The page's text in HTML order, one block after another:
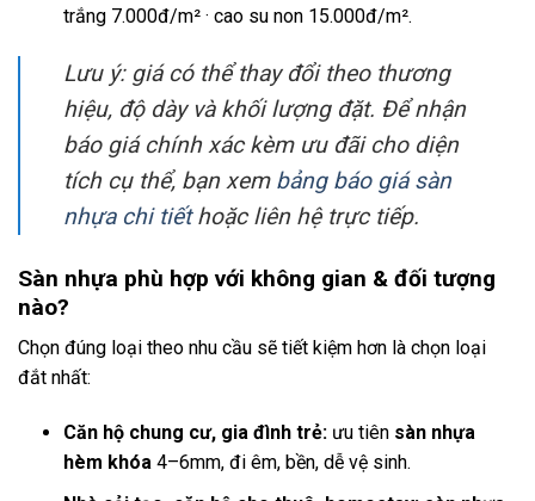
trắng 7.000đ/m² · cao su non 15.000đ/m².
Lưu ý: giá có thể thay đổi theo thương
hiệu, độ dày và khối lượng đặt. Để nhận
báo giá chính xác kèm ưu đãi cho diện
tích cụ thể, bạn xem bảng báo giá sàn
nhựa chi tiếthoặc liên hệ trực tiếp.
Sàn nhựa phù hợp với không gian & đối tượng
nào?
Chọn đúng loại theo nhu cầu sẽ tiết kiệm hơn là chọn loại
đắt nhất:
Căn hộ chung cư, gia đình trẻ: ưu tiên sàn nhựa
hèm khóa 4–6mm, đi êm, bền, dễ vệ sinh.